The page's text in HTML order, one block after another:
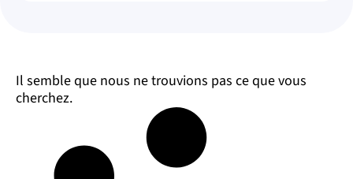
Il semble que nous ne trouvions pas ce que vous
cherchez.